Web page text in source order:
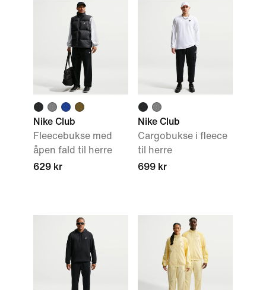
Nike Club
Fleecebukse med
åpen fald til herre
629 kr
Nike Club
Cargobukse i fleece
til herre
699 kr